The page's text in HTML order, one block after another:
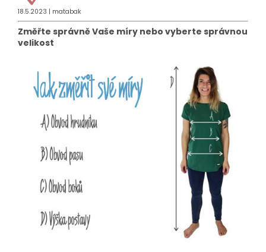
18.5.2023 | matabak
Změřte správně Vaše míry nebo vyberte správnou
velikost